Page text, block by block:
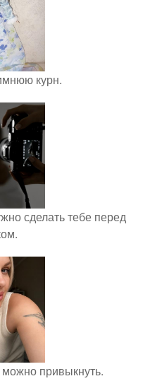
курн.
сделать тебе перед
привыкнуть.